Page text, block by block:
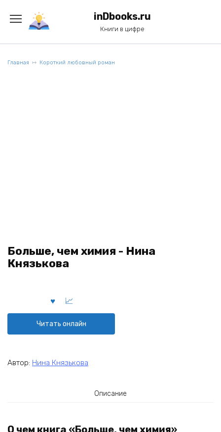
содержанию
inDbooks.ru
Книги в цифре
Главная Короткий любовный роман
Больше, чем химия - Нина
Князькова
Читать онлайн
Автор: Нина Князькова
Описание
О чем книга «Больше, чем химия»